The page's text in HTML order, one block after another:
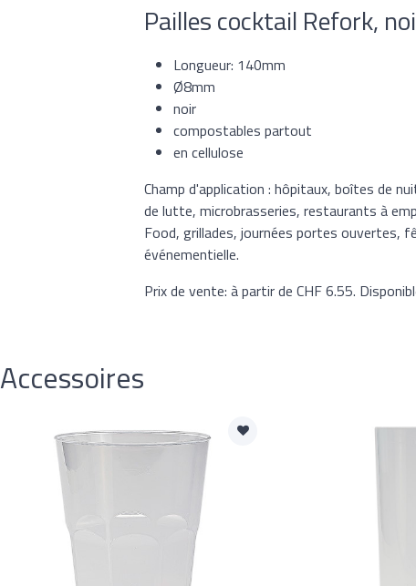
Pailles cocktail Refork,
Longueur: 140mm
Ø8mm
noir
compostables partout
en cellulose
Champ d'application : hôpitaux, boîtes de
de lutte, microbrasseries, restaurants à
Food, grillades, journées portes ouvertes,
événementielle.
Prix de vente: à partir de CHF 6.55.
Accessoires